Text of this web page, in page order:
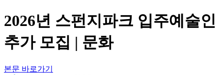
2026년 스펀지파크 입주예술인
추가 모집 | 문화
본문 바로가기